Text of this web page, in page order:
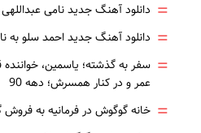
= دانلود آهنگ جدید نامی
= دانلود آهنگ جدید احمد سلو به
= سفر به گذشته؛ یاسمین، خواننده
عمر و در کنار همسرش؛ دهه 90
= خانه گوگوش در فرمانیه به